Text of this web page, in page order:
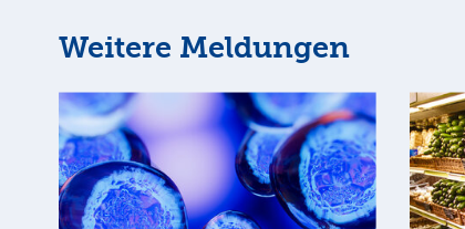
Weitere Meldungen